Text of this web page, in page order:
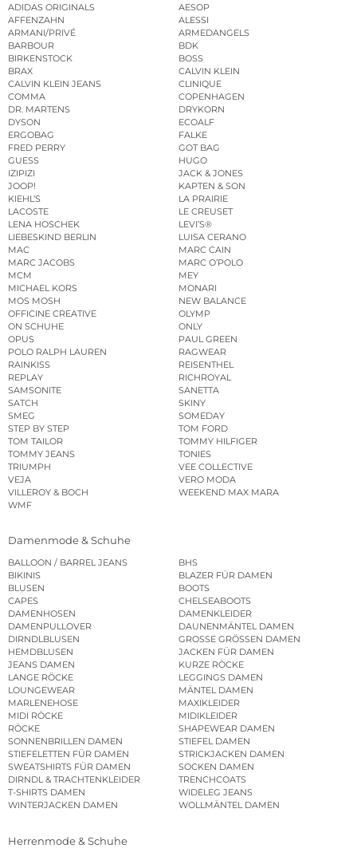
ADIDAS ORIGINALS
AESOP
AFFENZAHN
ALESSI
ARMANI/PRIVÉ
ARMEDANGELS
BARBOUR
BDK
BIRKENSTOCK
BOSS
BRAX
CALVIN KLEIN
CALVIN KLEIN JEANS
CLINIQUE
COMMA
COPENHAGEN
DR. MARTENS
DRYKORN
DYSON
ECOALF
ERGOBAG
FALKE
FRED PERRY
GOT BAG
GUESS
HUGO
IZIPIZI
JACK & JONES
JOOP!
KAPTEN & SON
KIEHL’S
LA PRAIRIE
LACOSTE
LE CREUSET
LENA HOSCHEK
LEVI’S®
LIEBESKIND BERLIN
LUISA CERANO
MAC
MARC CAIN
MARC JACOBS
MARC O’POLO
MCM
MEY
MICHAEL KORS
MONARI
MOS MOSH
NEW BALANCE
OFFICINE CREATIVE
OLYMP
ON SCHUHE
ONLY
OPUS
PAUL GREEN
POLO RALPH LAUREN
RAGWEAR
RAINKISS
REISENTHEL
REPLAY
RICHROYAL
SAMSONITE
SANETTA
SATCH
SKINY
SMEG
SOMEDAY
STEP BY STEP
TOM FORD
TOM TAILOR
TOMMY HILFIGER
TOMMY JEANS
TONIES
TRIUMPH
VEE COLLECTIVE
VEJA
VERO MODA
VILLEROY & BOCH
WEEKEND MAX MARA
WMF
Damenmode & Schuhe
BALLOON / BARREL JEANS
BHS
BIKINIS
BLAZER FÜR DAMEN
BLUSEN
BOOTS
CAPES
CHELSEABOOTS
DAMENHOSEN
DAMENKLEIDER
DAMENPULLOVER
DAUNENMÄNTEL DAMEN
DIRNDLBLUSEN
GROSSE GRÖSSEN DAMEN
HEMDBLUSEN
JACKEN FÜR DAMEN
JEANS DAMEN
KURZE RÖCKE
LANGE RÖCKE
LEGGINGS DAMEN
LOUNGEWEAR
MÄNTEL DAMEN
MARLENEHOSE
MAXIKLEIDER
MIDI RÖCKE
MIDIKLEIDER
RÖCKE
SHAPEWEAR DAMEN
SONNENBRILLEN DAMEN
STIEFEL DAMEN
STIEFELETTEN FÜR DAMEN
STRICKJACKEN DAMEN
SWEATSHIRTS FÜR DAMEN
SOCKEN DAMEN
DIRNDL & TRACHTENKLEIDER
TRENCHCOATS
T-SHIRTS DAMEN
WIDELEG JEANS
WINTERJACKEN DAMEN
WOLLMÄNTEL DAMEN
Herrenmode & Schuhe